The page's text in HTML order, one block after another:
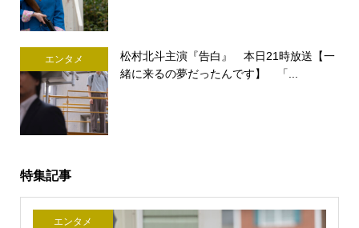
エンタメ
松村北斗主演『告白』 本日21時放送【一
緒に来るの夢だったんです】 「...
特集記事
エンタメ